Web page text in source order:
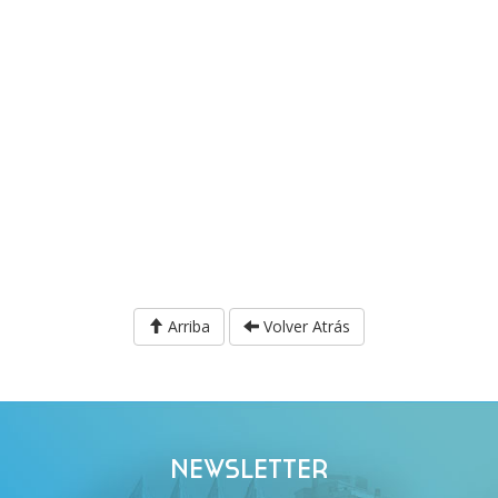
Arriba Volver Atrás
NEWSLETTER